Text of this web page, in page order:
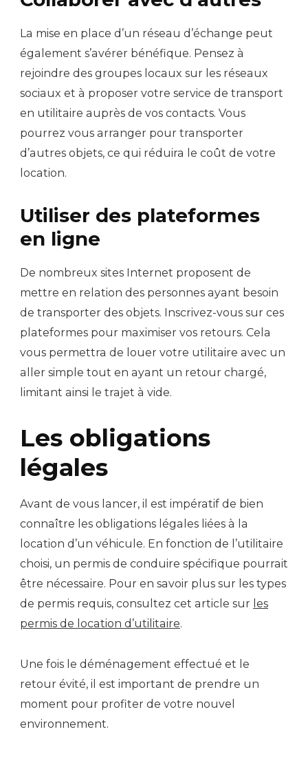
La mise en place d’un réseau d’échange peut
également s’avérer bénéfique. Pensez à
rejoindre des groupes locaux sur les réseaux
sociaux et à proposer votre service de transport
en utilitaire auprès de vos contacts. Vous
pourrez vous arranger pour transporter
d’autres objets, ce qui réduira le coût de votre
location.
Utiliser des plateformes
en ligne
De nombreux sites Internet proposent de
mettre en relation des personnes ayant besoin
de transporter des objets. Inscrivez-vous sur ces
plateformes pour maximiser vos retours. Cela
vous permettra de louer votre utilitaire avec un
aller simple tout en ayant un retour chargé,
limitant ainsi le trajet à vide.
Les obligations
légales
Avant de vous lancer, il est impératif de bien
connaître les obligations légales liées à la
location d’un véhicule. En fonction de l’utilitaire
choisi, un permis de conduire spécifique pourrait
être nécessaire. Pour en savoir plus sur les types
de permis requis, consultez cet article sur les
permis de location d’utilitaire.
Une fois le déménagement effectué et le
retour évité, il est important de prendre un
moment pour profiter de votre nouvel
environnement.